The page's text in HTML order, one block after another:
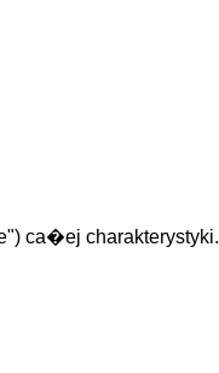
ca�ej charakterystyki.